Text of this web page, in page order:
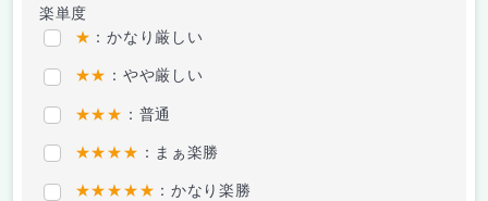
楽単度
★ ：かなり厳しい
★★ ：やや厳しい
★★★ ：普通
★★★★ ：まぁ楽勝
★★★★★ ：かなり楽勝